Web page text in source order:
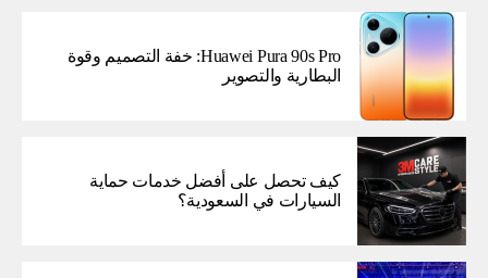
Huawei Pura 90s Pro: خفة التصميم وقوة
البطارية والتصوير
كيف تحصل على أفضل خدمات حماية
السيارات في السعودية؟